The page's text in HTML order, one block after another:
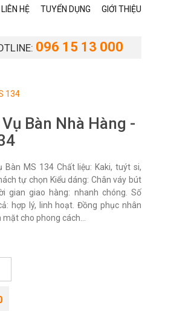
LIÊN HỆ TUYỂN DỤNG GIỚI THIỆU
096 15 13 000
134
Bàn Nhà Hàng -
MS 134 Chất liệu: Kaki, tuýt si,
tự chọn Kiểu dáng: Chân váy bút
gian giao hàng: nhanh chóng. Số
hợp lý, linh hoạt. Đồng phục nhân
cho phong cách...